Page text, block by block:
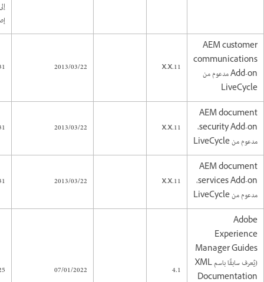
AEM customer
communications
Add-on مدعوم من
LiveCycle
11.x.x
2013/03/22
AEM document
security Add-on،
مدعوم من LiveCycle
11.x.x
2013/03/22
AEM document
services Add-on،
مدعوم من LiveCycle
11.x.x
2013/03/22
Adobe
Experience
Manager Guides
(يُعرف سابقًا باسم XML
Documentation
4.1
07/01/2022